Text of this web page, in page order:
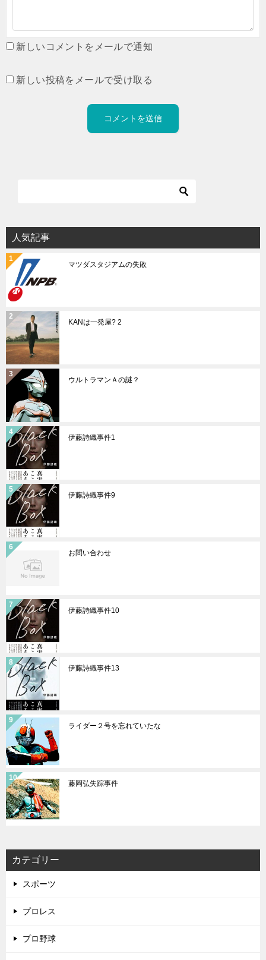
新しいコメントをメールで通知
新しい投稿をメールで受け取る
人気記事
マツダスタジアムの失敗
KANは一発屋? 2
ウルトラマンＡの謎？
伊藤詩織事件1
伊藤詩織事件9
お問い合わせ
伊藤詩織事件10
伊藤詩織事件13
ライダー２号を忘れていたな
藤岡弘失踪事件
カテゴリー
スポーツ
プロレス
プロ野球